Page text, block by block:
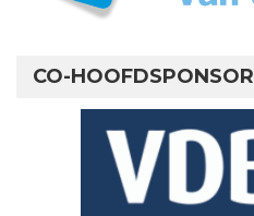
CO-HOOFDSPONSOR